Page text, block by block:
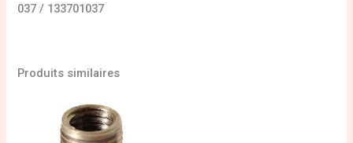
037 / 133701037
Produits similaires